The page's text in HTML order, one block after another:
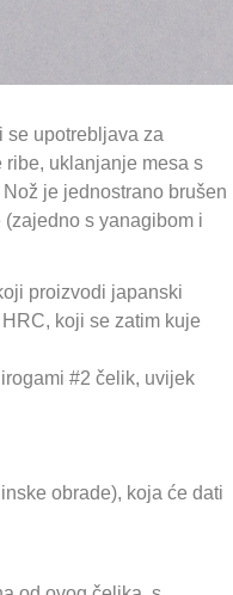
se upotrebljava za
uklanjanje mesa s
je jednostrano brušen
s yanagibom i
proizvodi japanski
koji se zatim kuje
#2 čelik, uvijek
obrade), koja će dati